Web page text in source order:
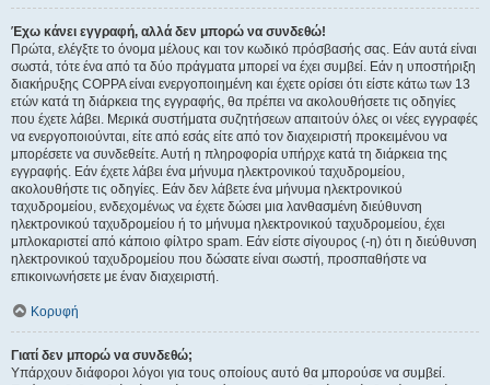
Έχω κάνει εγγραφή, αλλά δεν μπορώ να συνδεθώ!
Πρώτα, ελέγξτε το όνομα μέλους και τον κωδικό πρόσβασής σας. Εάν αυτά είναι
σωστά, τότε ένα από τα δύο πράγματα μπορεί να έχει συμβεί. Εάν η υποστήριξη
διακήρυξης COPPA είναι ενεργοποιημένη και έχετε ορίσει ότι είστε κάτω των 13
ετών κατά τη διάρκεια της εγγραφής, θα πρέπει να ακολουθήσετε τις οδηγίες
που έχετε λάβει. Μερικά συστήματα συζητήσεων απαιτούν όλες οι νέες εγγραφές
να ενεργοποιούνται, είτε από εσάς είτε από τον διαχειριστή προκειμένου να
μπορέσετε να συνδεθείτε. Αυτή η πληροφορία υπήρχε κατά τη διάρκεια της
εγγραφής. Εάν έχετε λάβει ένα μήνυμα ηλεκτρονικού ταχυδρομείου,
ακολουθήστε τις οδηγίες. Εάν δεν λάβετε ένα μήνυμα ηλεκτρονικού
ταχυδρομείου, ενδεχομένως να έχετε δώσει μια λανθασμένη διεύθυνση
ηλεκτρονικού ταχυδρομείου ή το μήνυμα ηλεκτρονικού ταχυδρομείου, έχει
μπλοκαριστεί από κάποιο φίλτρο spam. Εάν είστε σίγουρος (-η) ότι η διεύθυνση
ηλεκτρονικού ταχυδρομείου που δώσατε είναι σωστή, προσπαθήστε να
επικοινωνήσετε με έναν διαχειριστή.
Κορυφή
Γιατί δεν μπορώ να συνδεθώ;
Υπάρχουν διάφοροι λόγοι για τους οποίους αυτό θα μπορούσε να συμβεί.